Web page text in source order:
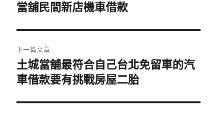
導
覽
一
文
章:
當舖民間新店機車借款
下一篇文章
下
一
文
土城當舖最符合自己台北免留車的汽
車借款要有挑戰房屋二胎